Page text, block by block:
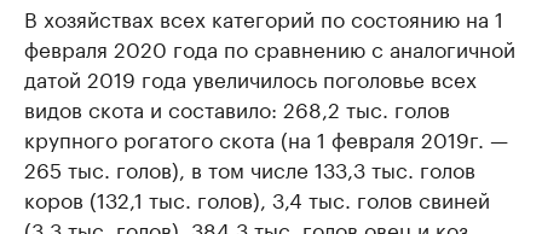
В хозяйствах всех категорий по состоянию на 1
февраля 2020 года по сравнению с аналогичной
датой 2019 года увеличилось поголовье всех
видов скота и составило: 268,2 тыс. голов
крупного рогатого скота (на 1 февраля 2019г. —
265 тыс. голов), в том числе 133,3 тыс. голов
коров (132,1 тыс. голов), 3,4 тыс. голов свиней